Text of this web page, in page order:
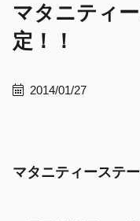
マタニティ
定！！
2014/01/27
マタニティーステ